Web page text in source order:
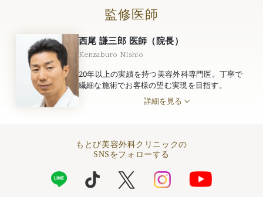
監修医師
西尾 謙三郎 医師（院長）
Kenzaburo Nishio
20年以上の実績を持つ美容外科専門医。丁寧で
繊細な施術でお客様の望む実現を目指す。
詳細を見る
もとび美容外科クリニックの
SNSをフォローする